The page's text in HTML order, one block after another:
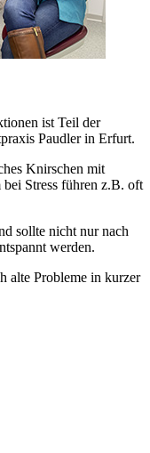
ist Teil der
Paudler in Erfurt.
Knirschen mit
Stress führen z.B. oft
sollte nicht nur nach
werden.
alte Probleme in kurzer